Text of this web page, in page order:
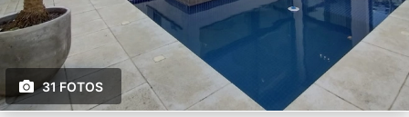
31 FOTOS